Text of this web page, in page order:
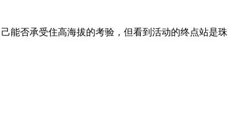
能否承受住高海拔的考验，但看到活动的终点站是珠